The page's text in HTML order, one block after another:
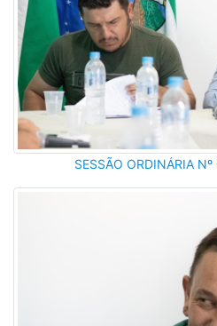
SESSÃO ORDINÁRIA